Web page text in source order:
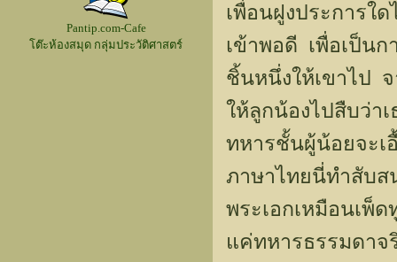
Pantip.com-Cafe
โต๊ะห้องสมุด กลุ่มประวัติศาสตร์
เพื่อนฝูงประการใ
เข้าพอดี เพื่อเป็น
ชิ้นหนึ่งให้เขาไป จ
ให้ลูกน้องไปสืบว่า
ทหารชั้นผู้น้อยจะเ
ภาษาไทยนี่ทำสับ
พระเอกเหมือนเพ็
แค่ทหารธรรมดา